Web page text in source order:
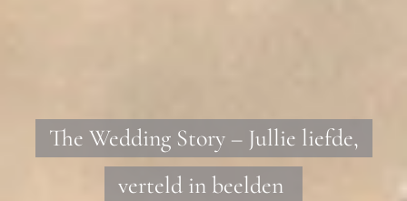
The Wedding Story – Jullie liefde,
verteld in beelden